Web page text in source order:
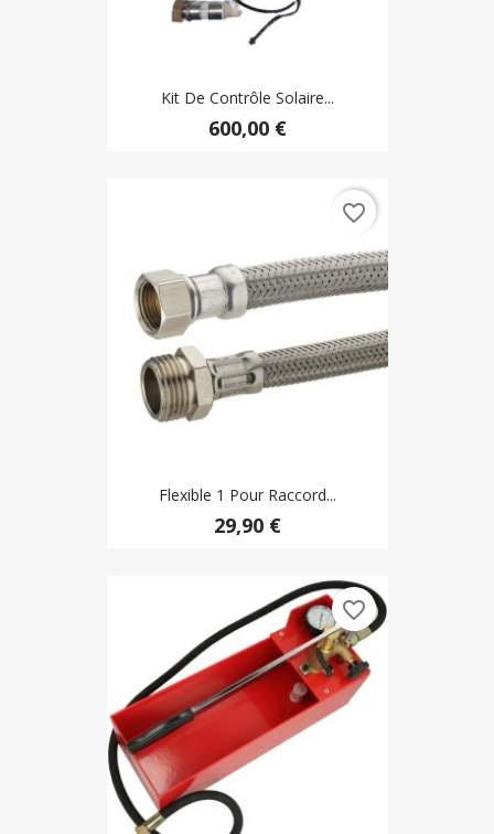
Kit De Contrôle Solaire...
600,00 €
Flexible 1 Pour Raccord...
29,90 €
favorite_border
favorite_border